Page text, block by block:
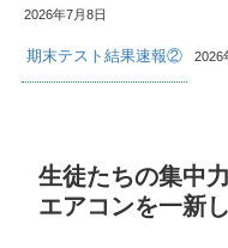
2026年7月8日
期末テスト結果速報② 2026
生徒たちの集中
エアコンを一新